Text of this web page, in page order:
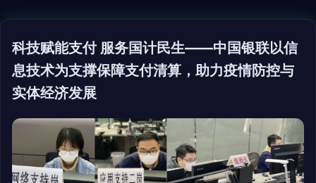
科技赋能支付 服务国计民生——中国银联以信
息技术为支撑保障支付清算，助力疫情防控与
实体经济发展